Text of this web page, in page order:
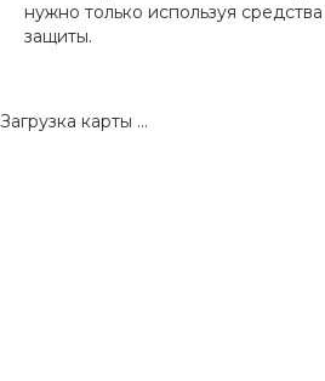
нужно только используя
защиты.
Загрузка карты ...